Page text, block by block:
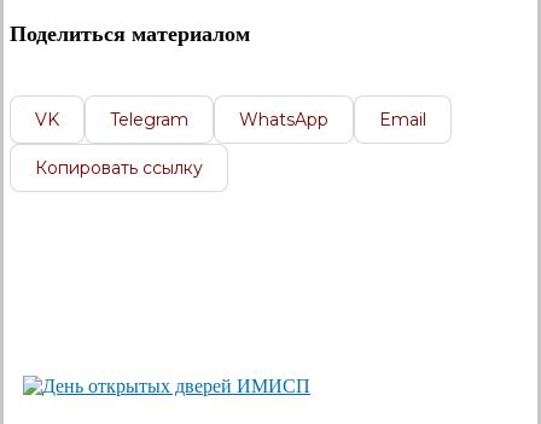
Поделиться материалом
VK Telegram WhatsApp Email
Копировать ссылку